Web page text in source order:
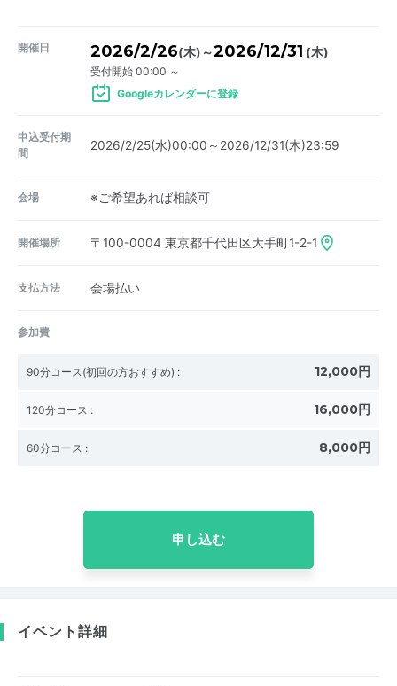
開催日 2026/2/26(木) ～2026/12/31 (木)
受付開始 00:00 ～
Googleカレンダーに登録
申込受付期
間
2026/2/25(水)00:00～2026/12/31(木)23:59
会場 ※ご希望あれば相談可
開催場所 〒100-0004 東京都千代田区大手町1-2-1
支払方法 会場払い
参加費
90分コース(初回の方おすすめ) : 12,000円
120分コース : 16,000円
60分コース : 8,000円
申し込む
イベント詳細